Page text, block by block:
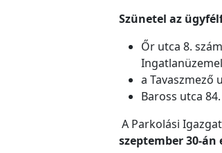
Szünetel az
Őr utca 8.
a Tavaszmező
Baross utca
A Parkolási
szeptember 30-án